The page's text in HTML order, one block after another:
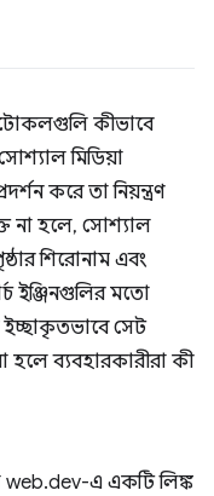
কীভাবে
মিডিয়া
করে তা নিয়ন্ত্রণ
না হলে, সোশ্যাল
শিরোনাম এবং
ইঞ্জিনগুলির মতো
সেট
ব্যবহারকারীরা কী
এ একটি লিঙ্ক